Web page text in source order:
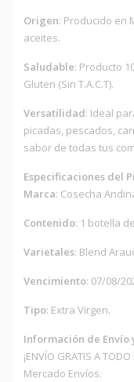
Origen: Producido en
aceites.
Saludable: Producto
Gluten (Sin T.A.C.T).
Versatilidad: Ideal
picadas, pescados,
sabor de todas tus
Especificaciones del
Marca: Cosecha
Contenido: 1 botella
Varietales: Blend
Vencimiento: 07/08/
Tipo: Extra Virgen.
Información de Envío
¡ENVÍO GRATIS A
Mercado Envíos.